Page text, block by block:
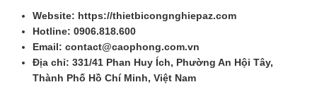
Website: https://thietbicongnghiepaz.com
Hotline: 0906.818.600
Email: contact@caophong.com.vn
Địa chỉ: 331/41 Phan Huy Ích, Phường An Hội Tây,
Thành Phố Hồ Chí Minh, Việt Nam